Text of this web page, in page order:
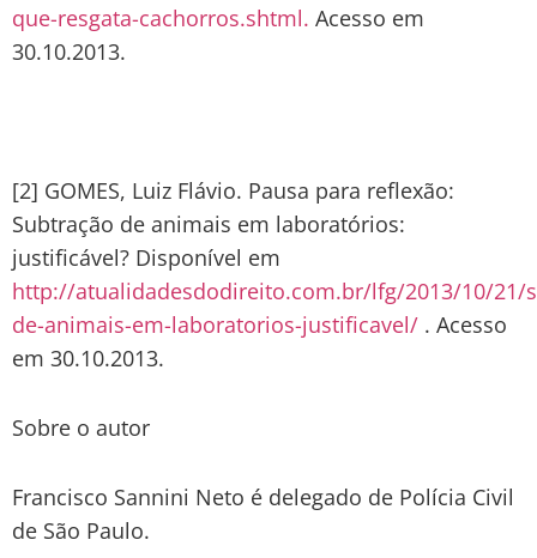
que-resgata-cachorros.shtml. Acesso em
30.10.2013.
[2] GOMES, Luiz Flávio. Pausa para reflexão:
Subtração de animais em laboratórios:
justificável? Disponível em
http://atualidadesdodireito.com.br/lfg/2013/10/21/
de-animais-em-laboratorios-justificavel/ . Acesso
em 30.10.2013.
Sobre o autor
Francisco Sannini Neto é delegado de Polícia Civil
de São Paulo.